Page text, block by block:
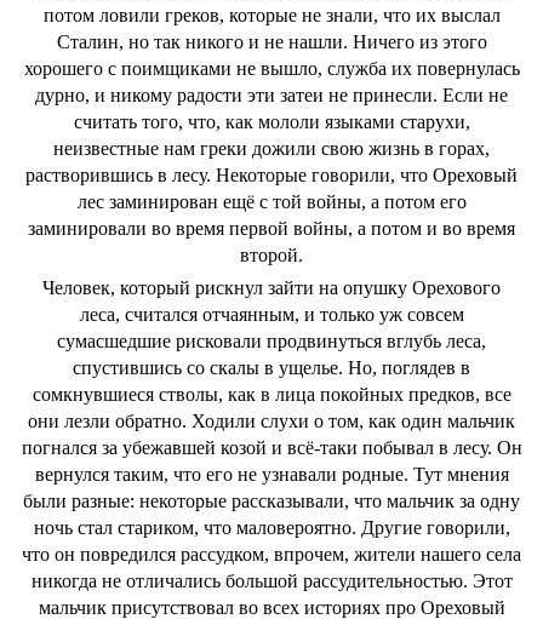
потом ловили греков, которые не знали, что их выслал
Сталин, но так никого и не нашли. Ничего из этого
хорошего с поимщиками не вышло, служба их повернулась
дурно, и никому радости эти затеи не принесли. Если не
считать того, что, как мололи языками старухи,
неизвестные нам греки дожили свою жизнь в горах,
растворившись в лесу. Некоторые говорили, что Ореховый
лес заминирован ещё с той войны, а потом его
заминировали во время первой войны, а потом и во время
второй.
Человек, который рискнул зайти на опушку Орехового
леса, считался отчаянным, и только уж совсем
сумасшедшие рисковали продвинуться вглубь леса,
спустившись со скалы в ущелье. Но, поглядев в
сомкнувшиеся стволы, как в лица покойных предков, все
они лезли обратно. Ходили слухи о том, как один мальчик
погнался за убежавшей козой и всё-таки побывал в лесу. Он
вернулся таким, что его не узнавали родные. Тут мнения
были разные: некоторые рассказывали, что мальчик за одну
ночь стал стариком, что маловероятно. Другие говорили,
что он повредился рассудком, впрочем, жители нашего села
никогда не отличались большой рассудительностью. Этот
мальчик присутствовал во всех историях про Ореховый